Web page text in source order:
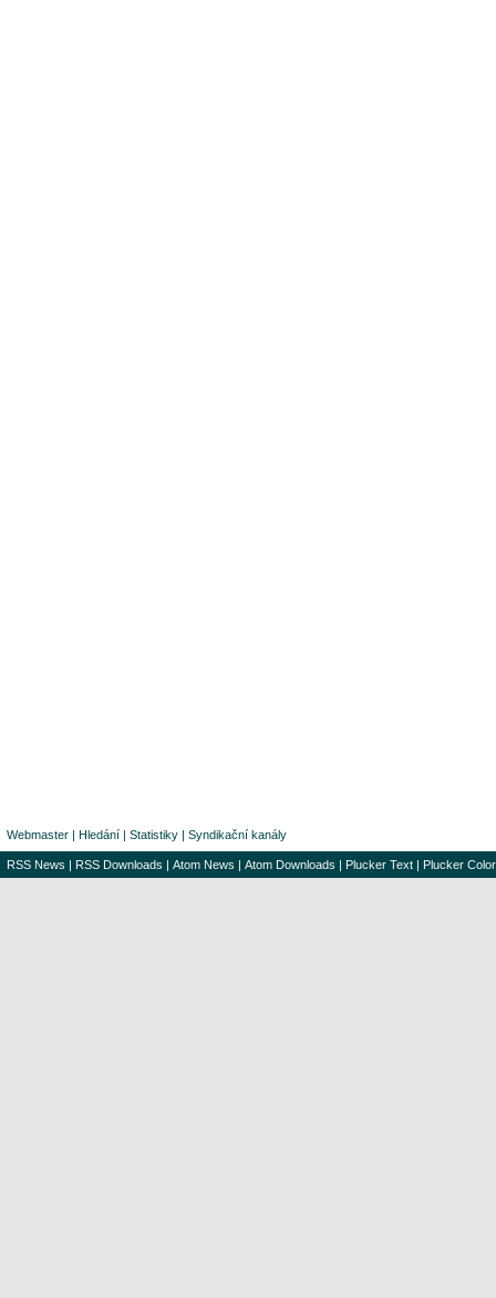
Webmaster | Hledání | Statistiky | Syndikační kanály
RSS News | RSS Downloads | Atom News | Atom Downloads | Plucker Text | Plucker Color